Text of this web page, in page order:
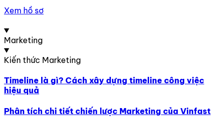
Xem hồ sơ
Marketing
Kiến thức Marketing
Timeline là gì? Cách xây dựng timeline công việc
hiệu quả
Phân tích chi tiết chiến lược Marketing của Vinfast